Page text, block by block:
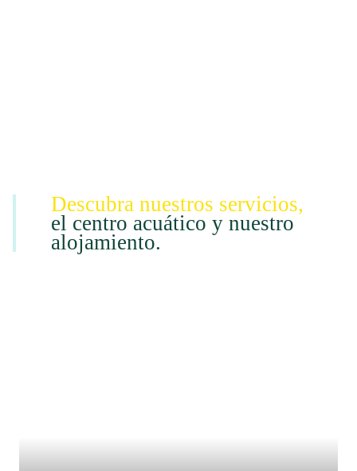
Descubra nuestros servicios,
el centro acuático y nuestro
alojamiento.